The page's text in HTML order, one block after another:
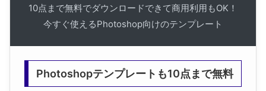
10点まで無料でダウンロードできて商用利用もOK！
今すぐ使えるPhotoshop向けのテンプレート
Photoshopテンプレートも10点まで無料